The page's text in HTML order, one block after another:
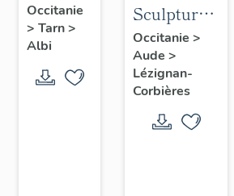
Occitanie
> Tarn>
Albi
Sculpture :
Le fil
d'Ariane
Occitanie >
Aude >
Lézignan-
Corbières